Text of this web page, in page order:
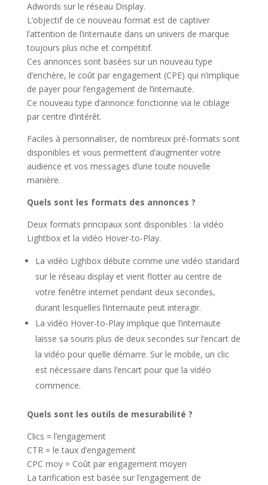
Adwords sur le réseau Display.
L’objectif de ce nouveau format est de captiver
l’attention de l’internaute dans un univers de marque
toujours plus riche et compétitif.
Ces annonces sont basées sur un nouveau type
d’enchère, le coût par engagement (CPE) qui n’implique
de payer pour l’engagement de l’internaute.
Ce nouveau type d’annonce fonctionne via le ciblage
par centre d’intérêt.
Faciles à personnaliser, de nombreux pré-formats sont
disponibles et vous permettent d’augmenter votre
audience et vos messages d’une toute nouvelle
manière.
Quels sont les formats des annonces ?
Deux formats principaux sont disponibles : la vidéo
Lightbox et la vidéo Hover-to-Play.
La vidéo Lighbox débute comme une vidéo standard
sur le réseau display et vient flotter au centre de
votre fenêtre internet pendant deux secondes,
durant lesquelles l’internaute peut interagir.
La vidéo Hover-to-Play implique que l’internaute
laisse sa souris plus de deux secondes sur l’encart de
la vidéo pour quelle démarre. Sur le mobile, un clic
est nécessaire dans l’encart pour que la vidéo
commence.
Quels sont les outils de mesurabilité ?
Clics = l’engagement
CTR = le taux d’engagement
CPC moy = Coût par engagement moyen
La tarification est basée sur l’engagement de